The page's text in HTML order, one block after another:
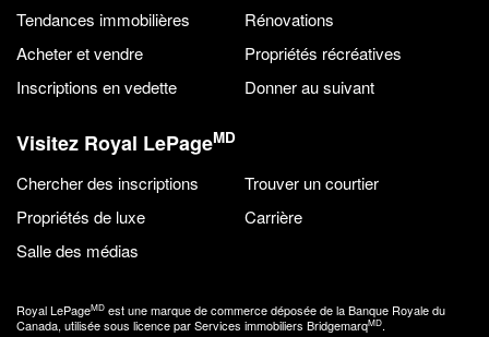
Tendances immobilières
Rénovations
Acheter et vendre
Propriétés récréatives
Inscriptions en vedette
Donner au suivant
Visitez Royal LePageMD
Chercher des inscriptions
Trouver un courtier
Propriétés de luxe
Carrière
Salle des médias
Royal LePageMD est une marque de commerce déposée de la Banque Royale du
Canada, utilisée sous licence par Services immobiliers BridgemarqMD.